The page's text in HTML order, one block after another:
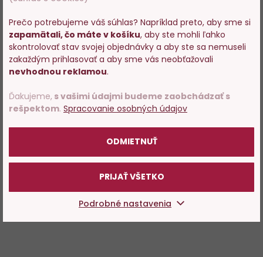
Prečo potrebujeme váš súhlas? Napríklad preto, aby sme si
zapamätali, čo máte v košíku, aby ste mohli ľahko
skontrolovať stav svojej objednávky a aby ste sa nemuseli
zakaždým prihlasovať a aby sme vás neobťažovali
nevhodnou reklamou.
Ďakujeme, s vašimi údajmi budeme zaobchádzať s
rešpektom. Spracovanie osobných údajov
ODMIETNUŤ
PRIJAŤ VŠETKO
Podrobné nastavenia
Vstupujete na stránky s
predajom alkoholu. Prosím
potvrďte, že Vám už bolo 18